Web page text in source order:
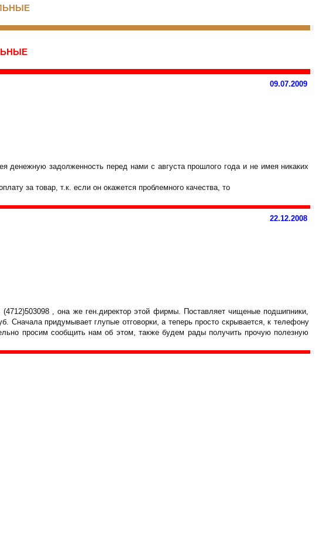
09.07.2009
задолженность перед нами с августа прошлого года и не имея никаких
за товар, т.к. если он окажется проблемного качества, то
22.12.2008
, она же ген.директор этой фирмы. Поставляет чищеные подшипники,
Сначала придумывает глупые отговорки, а теперь просто скрывается, к телефону
просим сообщить нам об этом, также будем рады получить прочую полезную